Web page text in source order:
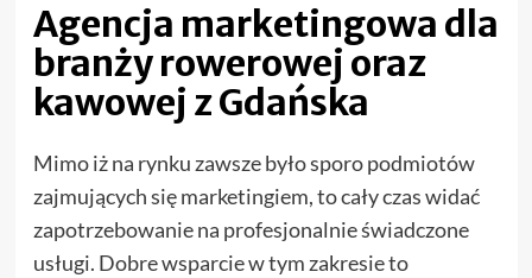
Agencja marketingowa dla
branży rowerowej oraz
kawowej z Gdańska
Mimo iż na rynku zawsze było sporo podmiotów
zajmujących się marketingiem, to cały czas widać
zapotrzebowanie na profesjonalnie świadczone
usługi. Dobre wsparcie w tym zakresie to